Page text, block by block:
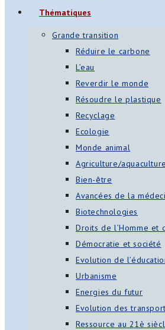
Thématiques
Grande transition
Réduire le carbone
L’eau
Reverdir le monde
Résoudre le plastique
Recyclage
Ecologie
Monde animal
Agriculture/
Bien-être
Avancées de la
Biotechnologies
Droits de l’Homme et
Démocratie et société
Evolution de
Urbanisme
Energies du futur
Evolution des
Ressource au 21è